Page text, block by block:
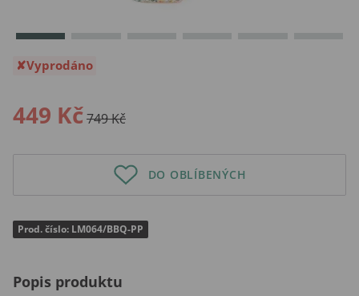
Vyprodáno
449 Kč749 Kč
DO OBLÍBENÝCH
Prod. číslo: LM064/BBQ-PP
Popis produktu